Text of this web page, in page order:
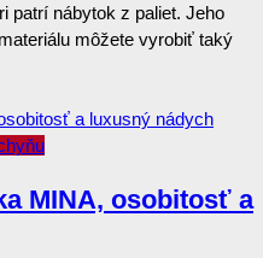
patrí nábytok z paliet. Jeho
môžete vyrobiť taký
MINA, osobitosť a